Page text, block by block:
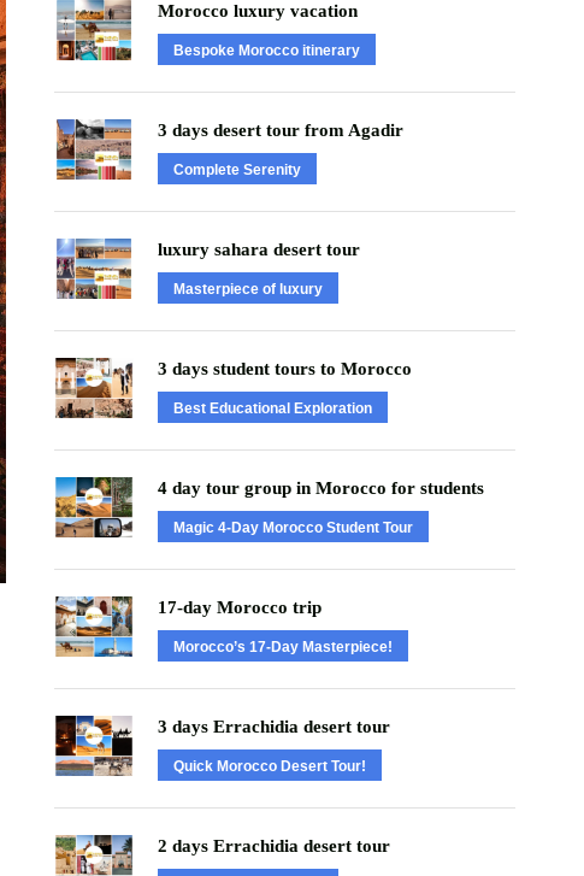
Morocco luxury vacation
Bespoke Morocco itinerary
3 days desert tour from Agadir
Complete Serenity
luxury sahara desert tour
Masterpiece of luxury
3 days student tours to Morocco
Best Educational Exploration
4 day tour group in Morocco for students
Magic 4-Day Morocco Student Tour
17-day Morocco trip
Morocco’s 17-Day Masterpiece!
3 days Errachidia desert tour
Quick Morocco Desert Tour!
2 days Errachidia desert tour